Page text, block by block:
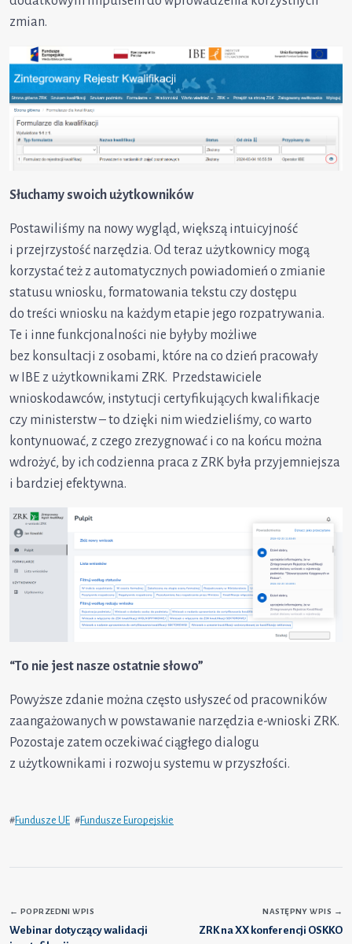
zmian.
Słuchamy swoich użytkowników
Postawiliśmy na nowy wygląd, większą intuicyjność
i przejrzystość narzędzia. Od teraz użytkownicy mogą
korzystać też z automatycznych powiadomień o zmianie
statusu wniosku, formatowania tekstu czy dostępu
do treści wniosku na każdym etapie jego rozpatrywania.
Te i inne funkcjonalności nie byłyby możliwe
bez konsultacji z osobami, które na co dzień pracowały
w IBE z użytkownikami ZRK. Przedstawiciele
wnioskodawców, instytucji certyfikujących kwalifikacje
czy ministerstw – to dzięki nim wiedzieliśmy, co warto
kontynuować, z czego zrezygnować i co na końcu można
wdrożyć, by ich codzienna praca z ZRK była przyjemniejsza
i bardziej efektywna.
“To nie jest nasze ostatnie słowo”
Powyższe zdanie można często usłyszeć od pracowników
zaangażowanych w powstawanie narzędzia e-wnioski ZRK.
Pozostaje zatem oczekiwać ciągłego dialogu
z użytkownikami i rozwoju systemu w przyszłości.
#Fundusze UE #Fundusze Europejskie
← POPRZEDNI WPIS
Webinar dotyczący walidacji
NASTĘPNY WPIS →
ZRK na XX konferencji OSKKO